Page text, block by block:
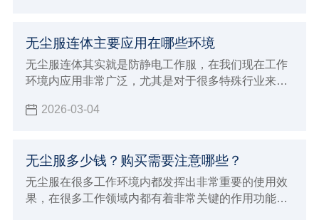
满足各种不同工业环境的生产加工要求，对于应对各
种特殊工作来说会有非常好的保障，在特殊的环境内
避免静电造成严重的影响。
无尘服连体主要应用在哪些环境
无尘服连体其实就是防静电工作服，在我们现在工作
环境内应用非常广泛，尤其是对于很多特殊行业来说
出灰尘，而且能够达到很好的防静电效果，所以对于
2026-03-04
无尘服多少钱？购买需要注意哪些？
无尘服在很多工作环境内都发挥出非常重要的使用效
果，在很多工作领域内都有着非常关键的作用功能，